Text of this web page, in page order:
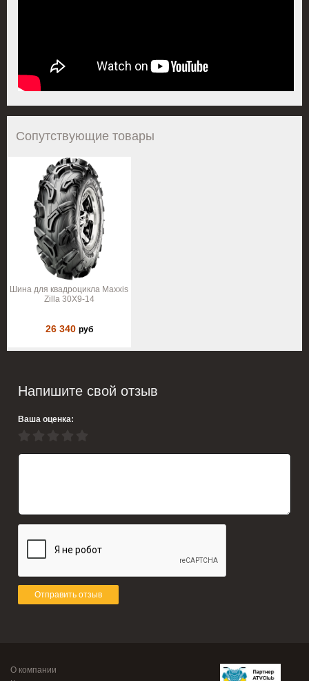
Сопутствующие товары
Шина для квадроцикла Maxxis
Zilla 30X9-14
26 340 руб
Напишите свой отзыв
Ваша оценка:
Отправить отзыв
О компании